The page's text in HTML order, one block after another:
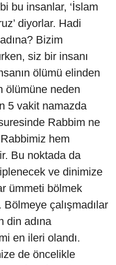
bu insanlar, ‘İslam
diyorlar. Hadi
Bizim
siz bir insanı
ölümü elinden
ölümüne neden
5 vakit namazda
Rabbim ne
hem
Bu noktada da
ve dinimize
ümmeti bölmek
çalışmadılar
din adına
en ileri olandı.
de öncelikle